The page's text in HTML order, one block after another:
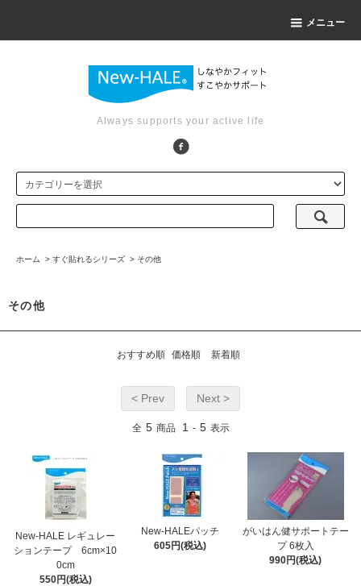
メニュー
Always supports your active life
ホーム > すぐ貼れるシリーズ > その他
その他
おすすめ順 価格順 新着順
< Prev Next >
全 5 商品 1 - 5 表示
New-HALE レギュレー
ションテープ 6cm×10
0cm
550円(税込)
New-HALEパッチ
605円(税込)
がいはん健サポートテー
プ 6枚入
990円(税込)